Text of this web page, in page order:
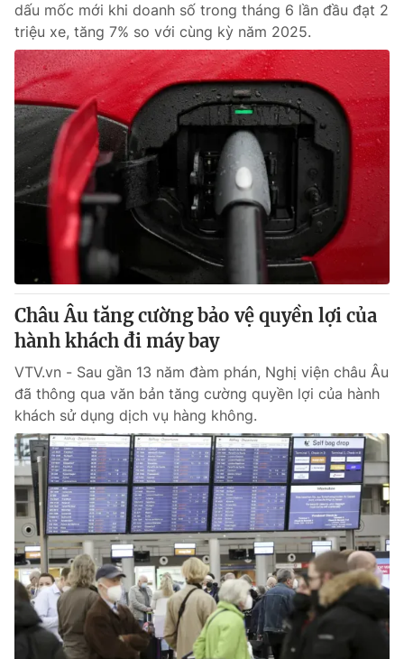
dấu mốc mới khi doanh số trong tháng 6 lần đầu đạt 2
triệu xe, tăng 7% so với cùng kỳ năm 2025.
Châu Âu tăng cường bảo vệ quyền lợi của
hành khách đi máy bay
VTV.vn - Sau gần 13 năm đàm phán, Nghị viện châu Âu
đã thông qua văn bản tăng cường quyền lợi của hành
khách sử dụng dịch vụ hàng không.